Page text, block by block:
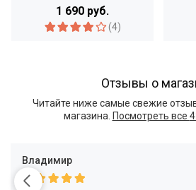
1 690 руб.
(4)
Отзывы о
Читайте ниже самые свежие
магазина. Посмотреть все
Владимир